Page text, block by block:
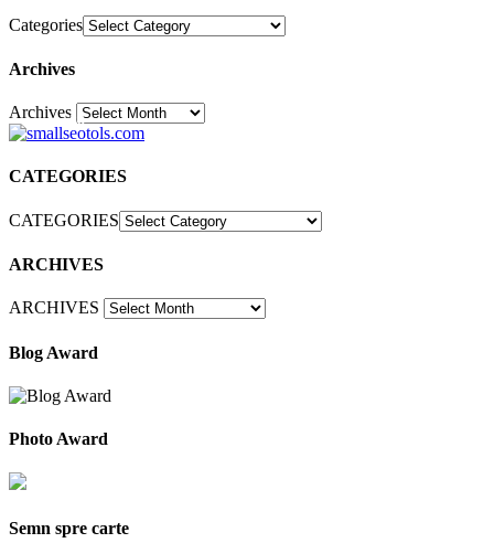
Categories
Archives
Archives30
CATEGORIES
CATEGORIES
ARCHIVES
ARCHIVES
Blog Award
Photo Award
Semn spre carte